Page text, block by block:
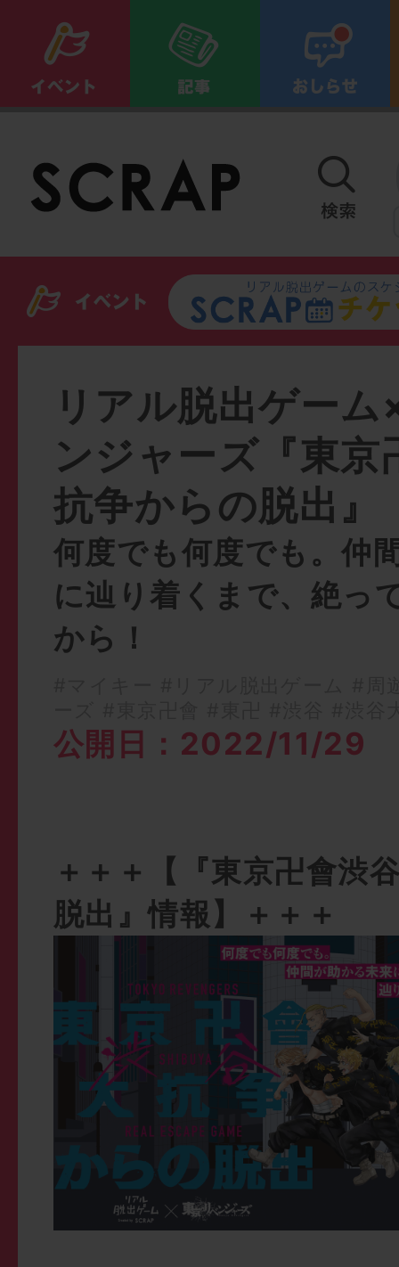
リアル脱出ゲー
ンジャーズ『東京
抗争からの脱出』
何度でも何度でも。仲
に辿り着くまで、絶っ
から！
公開日：2022/11/29
＋＋＋【『東京卍會渋
脱出』情報】＋＋＋